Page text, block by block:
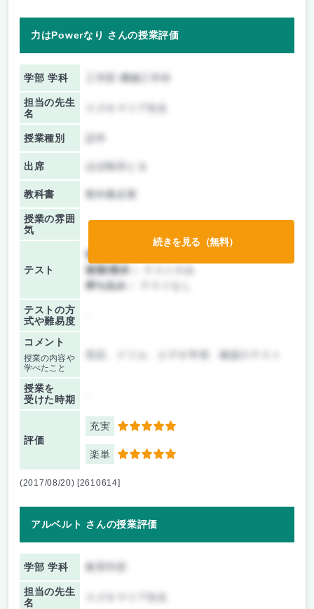
力はPowerなり さんの授業評価
学部 学科 工学部 機械工学科
担当の先生
名
授業種別
出席 ほぼ毎回とる
教科書 教科書必要
授業の雰囲
気
テスト
前期/中間：
後期/期末：
持ち込み：
テストの方
式や難易度
コメント
授業の内容や
学べたこと
音読、ドリル、ビデオ学習、確認小テスト
授業を
受けた時期
評価
充実 5
楽単 5
続きを見る（無料）
(2017/08/20) [2610614]
アルベルト さんの授業評価
学部 学科
担当の先生
名